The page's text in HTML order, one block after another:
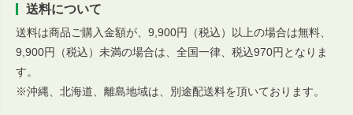
送料について
送料は商品ご購入金額が、9,900円（税込）以上の場合は無料、
9,900円（税込）未満の場合は、全国一律、税込970円となりま
す。
※沖縄、北海道、離島地域は、別途配送料を頂いております。